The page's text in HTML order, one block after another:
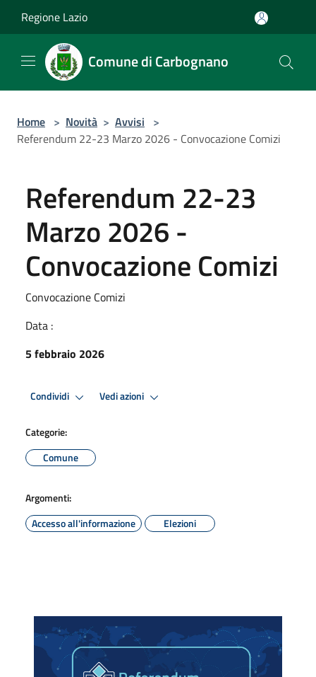
Regione Lazio
Comune di Carbognano
Home > Novità > Avvisi >
Referendum 22-23 Marzo 2026 - Convocazione Comizi
Referendum 22-23
Marzo 2026 -
Convocazione Comizi
Convocazione Comizi
Data :
5 febbraio 2026
Condividi Vedi azioni
Categorie:
Comune
Argomenti:
Accesso all'informazione
Elezioni